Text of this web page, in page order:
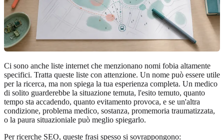
Ci sono anche liste internet che menzionano nomi fobia altamente
specifici. Tratta queste liste con attenzione. Un nome può essere utile
per la ricerca, ma non spiega la tua esperienza completa. Un medico
di solito guarderebbe la situazione temuta, l'esito temuto, quanto
tempo sta accadendo, quanto evitamento provoca, e se un'altra
condizione, problema medico, sostanza, promemoria traumatizzata,
o la paura situazioniale può meglio spiegarlo.
Per ricerche SEO, queste frasi spesso si sovrappongono: